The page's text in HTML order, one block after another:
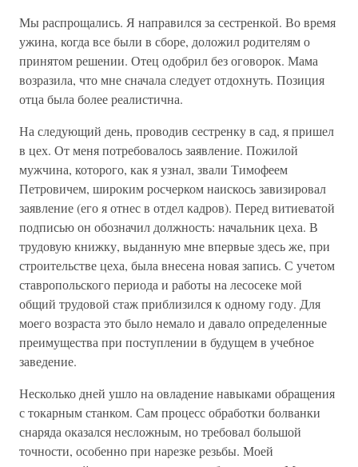
Мы распрощались. Я направился за сестренкой. Во время
ужина, когда все были в сборе, доложил родителям о
принятом решении. Отец одобрил без оговорок. Мама
возразила, что мне сначала следует отдохнуть. Позиция
отца была более реалистична.
На следующий день, проводив сестренку в сад, я пришел
в цех. От меня потребовалось заявление. Пожилой
мужчина, которого, как я узнал, звали Тимофеем
Петровичем, широким росчерком наискось завизировал
заявление (его я отнес в отдел кадров). Перед витиеватой
подписью он обозначил должность: начальник цеха. В
трудовую книжку, выданную мне впервые здесь же, при
строительстве цеха, была внесена новая запись. С учетом
ставропольского периода и работы на лесосеке мой
общий трудовой стаж приблизился к одному году. Для
моего возраста это было немало и давало определенные
преимущества при поступлении в будущем в учебное
заведение.
Несколько дней ушло на овладение навыками обращения
с токарным станком. Сам процесс обработки болванки
снаряда оказался несложным, но требовал большой
точности, особенно при нарезке резьбы. Моей